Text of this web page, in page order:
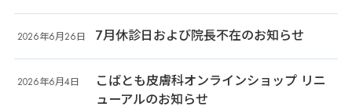
2026年6月26日 7月休診日および院長不在のお知らせ
2026年6月4日
こばとも皮膚科オンラインショップ リニ
ューアルのお知らせ